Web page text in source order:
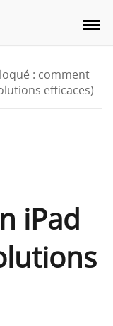
: comment
efficaces)
iPad